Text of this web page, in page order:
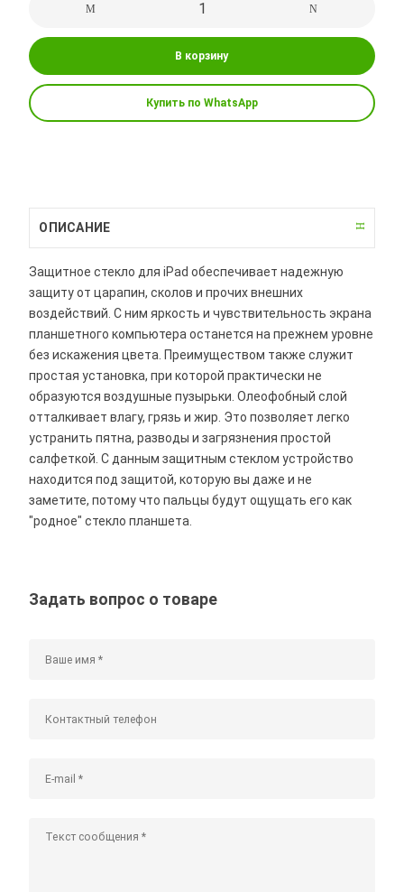
В корзину
Купить по WhatsApp
ОПИСАНИЕ
Защитное стекло для iPad обеспечивает надежную
защиту от царапин, сколов и прочих внешних
воздействий. С ним яркость и чувствительность экрана
планшетного компьютера останется на прежнем уровне
без искажения цвета. Преимуществом также служит
простая установка, при которой практически не
образуются воздушные пузырьки. Олеофобный слой
отталкивает влагу, грязь и жир. Это позволяет легко
устранить пятна, разводы и загрязнения простой
салфеткой. С данным защитным стеклом устройство
находится под защитой, которую вы даже и не
заметите, потому что пальцы будут ощущать его как
"родное" стекло планшета.
Задать вопрос о товаре